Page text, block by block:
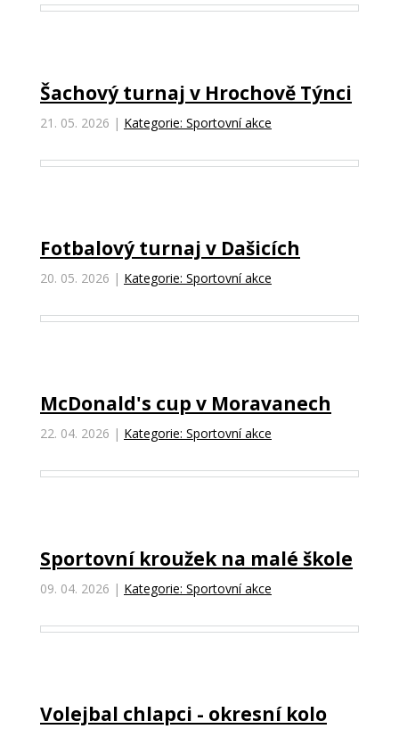
Šachový turnaj v Hrochově Týnci
21. 05. 2026 | Kategorie: Sportovní akce
Fotbalový turnaj v Dašicích
20. 05. 2026 | Kategorie: Sportovní akce
McDonald's cup v Moravanech
22. 04. 2026 | Kategorie: Sportovní akce
Sportovní kroužek na malé škole
09. 04. 2026 | Kategorie: Sportovní akce
Volejbal chlapci - okresní kolo